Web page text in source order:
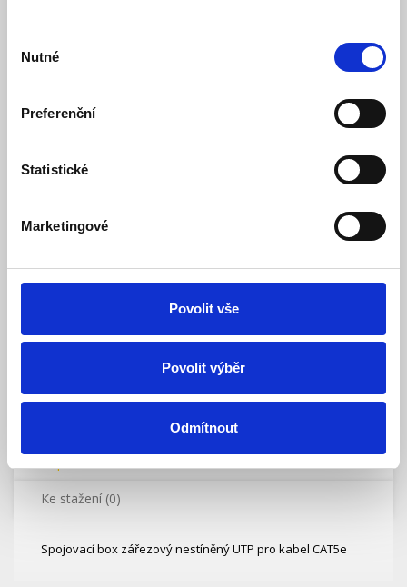
souhlasu
Nutné
Preferenční
Statistické
Marketingové
Povolit vše
Povolit výběr
Odmítnout
LEXI-Net Spojovací box
35,00 Kč
42 Kč
Dostupnost:
Skladem
Ke stažení (0)
Spojovací box zářezový nestíněný UTP pro kabel CAT5e